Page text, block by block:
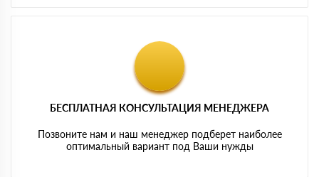
БЕСПЛАТНАЯ КОНСУЛЬТАЦИЯ МЕНЕДЖЕРА
Позвоните нам и наш менеджер подберет наиболее
оптимальный вариант под Ваши нужды